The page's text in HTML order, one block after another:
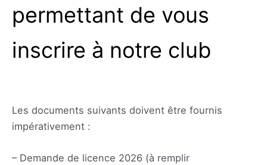
permettant de vous
inscrire à notre club
Les documents suivants doivent être fournis
impérativement :
– Demande de licence 2026 (à remplir